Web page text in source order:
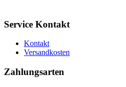
Service Kontakt
Kontakt
Versandkosten
Zahlungsarten